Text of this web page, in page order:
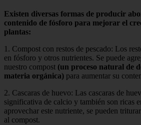
Existen diversas formas de producir
contenido de fósforo para mejorar el
plantas:
1. Compost con restos de pescado: Los
en fósforo y otros nutrientes. Se puede
nuestro compost (un proceso natural de
materia orgánica) para aumentar su
2. Cascaras de huevo: Las cascaras de
significativa de calcio y también son ricas
aprovechar este nutriente, se pueden
al compost.